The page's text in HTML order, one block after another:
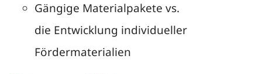
Gängige Materialpakete vs.
die Entwicklung individueller
Fördermaterialien